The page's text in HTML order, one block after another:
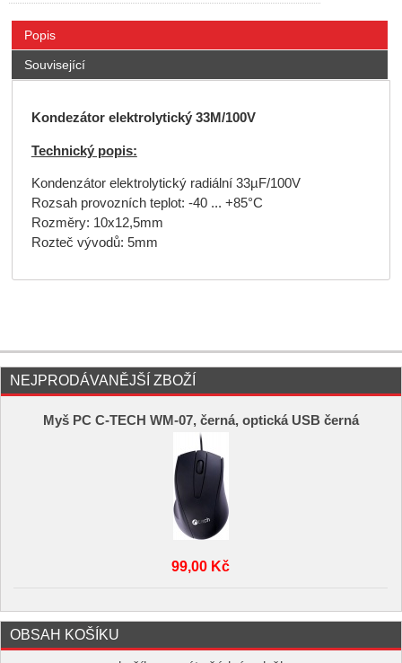
Popis
Související
Kondezátor elektrolytický 33M/100V
Technický popis:
Kondenzátor elektrolytický radiální 33µF/100V
Rozsah provozních teplot: -40 ... +85°C
Rozměry: 10x12,5mm
Rozteč vývodů: 5mm
NEJPRODÁVANĚJŠÍ ZBOŽÍ
Myš PC C-TECH WM-07, černá, optická USB černá
99,00 Kč
OBSAH KOŠÍKU